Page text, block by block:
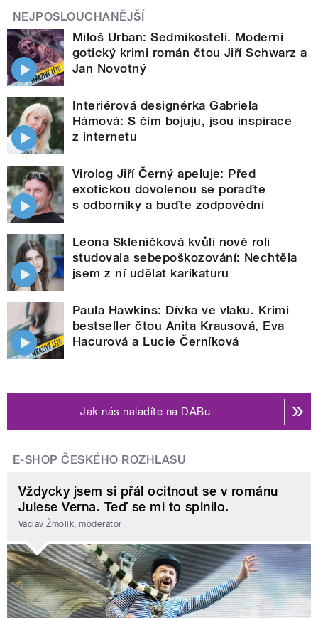
NEJPOSLOUCHANĚJŠÍ
Miloš Urban: Sedmikostelí. Moderní
gotický krimi román čtou Jiří Schwarz a
Jan Novotný
Interiérová designérka Gabriela
Hámová: S čím bojuju, jsou inspirace
z internetu
Virolog Jiří Černý apeluje: Před
exotickou dovolenou se poraďte
s odborníky a buďte zodpovědní
Leona Skleničková kvůli nové roli
studovala sebepoškozování: Nechtěla
jsem z ní udělat karikaturu
Paula Hawkins: Dívka ve vlaku. Krimi
bestseller čtou Anita Krausová, Eva
Hacurová a Lucie Černíková
Jak nás naladíte na DABu
E-SHOP ČESKÉHO ROZHLASU
Vždycky jsem si přál ocitnout se v románu
Julese Verna. Teď se mi to splnilo.
Václav Žmolík, moderátor